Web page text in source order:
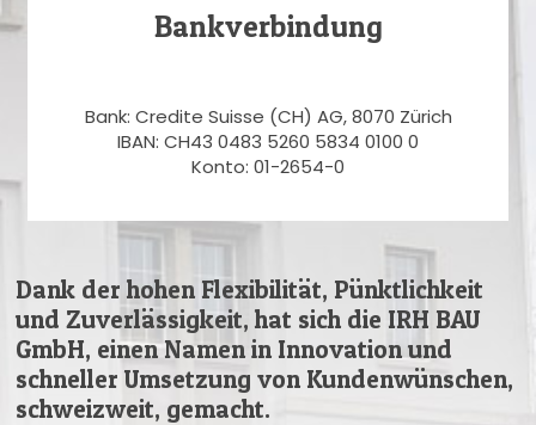
Bankverbindung
Bank: Credite Suisse (CH) AG, 8070 Zürich
IBAN: CH43 0483 5260 5834 0100 0
Konto: 01-2654-0
Dank der hohen Flexibilität, Pünktlichkeit
und Zuverlässigkeit, hat sich die IRH BAU
GmbH, einen Namen in Innovation und
schneller Umsetzung von Kundenwünschen,
schweizweit, gemacht.